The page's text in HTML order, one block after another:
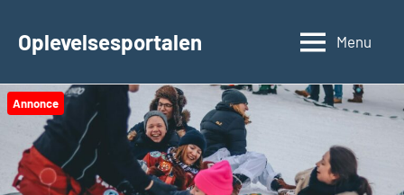
Oplevelsesportalen Menu
Annonce